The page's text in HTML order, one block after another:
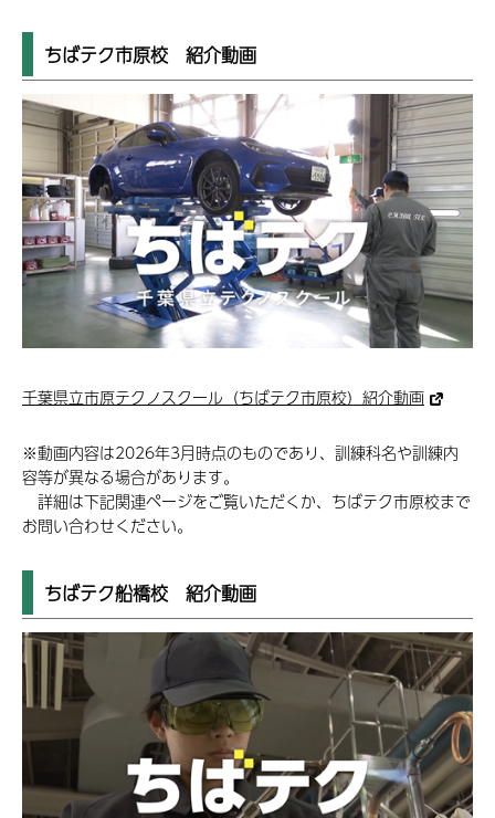
ちばテク市原校 紹介動画
千葉県立市原テクノスクール（ちばテク市原校）紹介動画
※動画内容は2026年3月時点のものであり、訓練科名や訓練内
容等が異なる場合があります。
詳細は下記関連ページをご覧いただくか、ちばテク市原校まで
お問い合わせください。
ちばテク船橋校 紹介動画